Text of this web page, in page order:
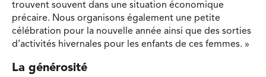
trouvent souvent dans une situation économique
précaire. Nous organisons également une petite
célébration pour la nouvelle année ainsi que des sorties
d’activités hivernales pour les enfants de ces femmes. »
La générosité